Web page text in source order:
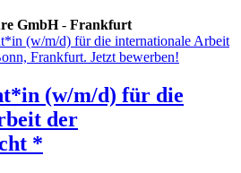
GmbH- Frankfurt
(w/m/d) für die
der
*